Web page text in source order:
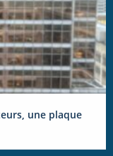
une plaque